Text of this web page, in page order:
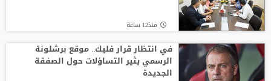
منذ12 ساعة
في انتظار قرار فليك.. موقع برشلونة
الرسمي يثير التساؤلات حول الصفقة
الجديدة